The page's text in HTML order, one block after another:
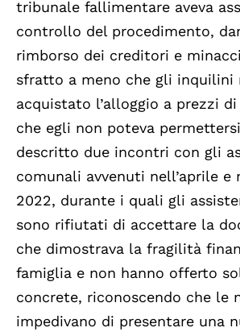
tribunale fallimentare aveva
controllo del procedimento,
rimborso dei creditori e
sfratto a meno che gli inquilini
acquistato l’alloggio a prezzi
che egli non poteva
descritto due incontri con gli
comunali avvenuti nell’aprile e
2022, durante i quali gli
sono rifiutati di accettare la
che dimostrava la fragilità
famiglia e non hanno offerto
concrete, riconoscendo che le
impedivano di presentare una